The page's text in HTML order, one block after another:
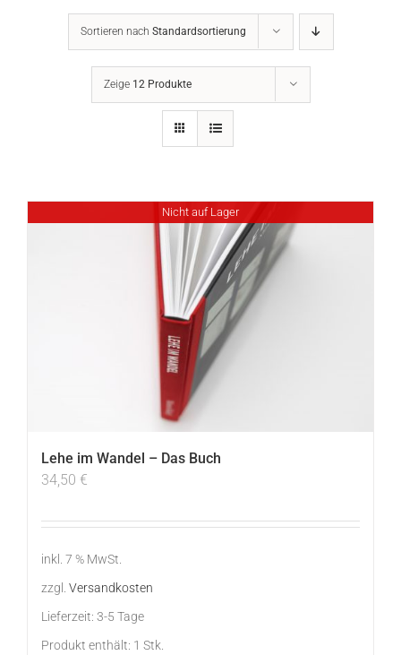
Sortieren nach Standardsortierung
Zeige 12 Produkte
Nicht auf Lager
Lehe im Wandel – Das Buch
34,50 €
inkl. 7 % MwSt.
zzgl. Versandkosten
Lieferzeit: 3-5 Tage
Produkt enthält: 1 Stk.